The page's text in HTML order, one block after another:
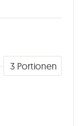
3 Portionen